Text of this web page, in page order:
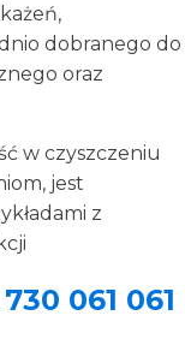
dobranego do
oraz
w czyszczeniu
jest
z
061 061